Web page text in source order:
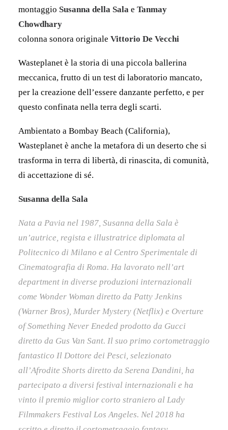
montaggio Susanna della Sala e Tanmay
Chowdhary
colonna sonora originale Vittorio De Vecchi
Wasteplanet è la storia di una piccola ballerina
meccanica, frutto di un test di laboratorio mancato,
per la creazione dell’essere danzante perfetto, e per
questo confinata nella terra degli scarti.
Ambientato a Bombay Beach (California),
Wasteplanet è anche la metafora di un deserto che si
trasforma in terra di libertà, di rinascita, di comunità,
di accettazione di sé.
Susanna della Sala
Nata a Pavia nel 1987, Susanna della Sala è
un’autrice, regista e illustratrice diplomata al
Politecnico di Milano e al Centro Sperimentale di
Cinematografia di Roma. Ha lavorato nell’art
department in diverse produzioni internazionali
come Wonder Woman diretto da Patty Jenkins
(Warner Bros), Murder Mystery (Netflix) e Overture
of Something Never Eneded prodotto da Gucci
diretto da Gus Van Sant. Il suo primo cortometraggio
fantastico Il Dottore dei Pesci, selezionato
all’Afrodite Shorts diretto da Serena Dandini, ha
partecipato a diversi festival internazionali e ha
vinto il premio miglior corto straniero al Lady
Filmmakers Festival Los Angeles. Nel 2018 ha